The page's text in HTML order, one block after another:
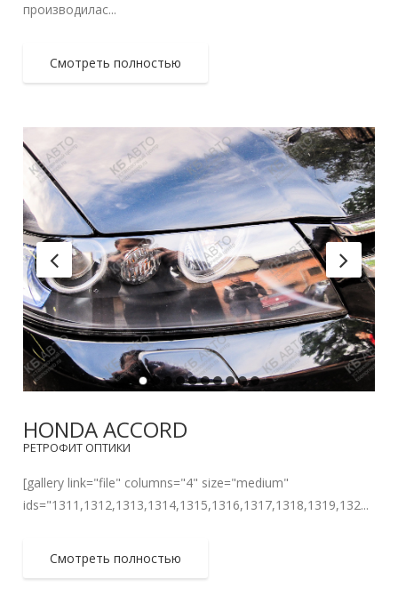
производилас...
Смотреть полностью
HONDA ACCORD
РЕТРОФИТ ОПТИКИ
[gallery link="file" columns="4" size="medium"
ids="1311,1312,1313,1314,1315,1316,1317,1318,1319,132...
Смотреть полностью